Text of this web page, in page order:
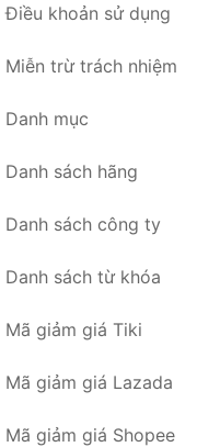
Điều khoản sử dụng
Miễn trừ trách nhiệm
Danh mục
Danh sách hãng
Danh sách công ty
Danh sách từ khóa
Mã giảm giá Tiki
Mã giảm giá Lazada
Mã giảm giá Shopee